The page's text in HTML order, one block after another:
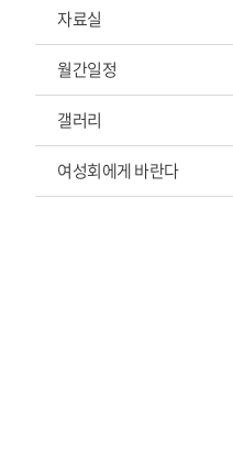
자료실
월간일정
갤러리
여성회에게 바란다